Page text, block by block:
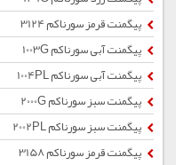
پیگمنت قرمز سورناکم 3124
پیگمنت آبی سورناکم 1003G
پیگمنت آبی سورناکم 1004PL
پیگمنت سبز سورناکم 2000G
پیگمنت سبز سورناکم 2002PL
پیگمنت قرمز سورناکم 3158